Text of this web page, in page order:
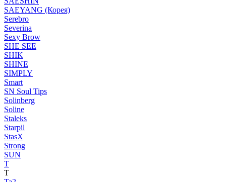
SAEYANG (Корея)
Serebro
Severina
Sexy Brow
SHE SEE
SHIK
SHINE
SIMPLY
Smart
SN Soul Tips
Solinberg
Soline
Staleks
Starpil
StasX
Strong
SUN
T
T